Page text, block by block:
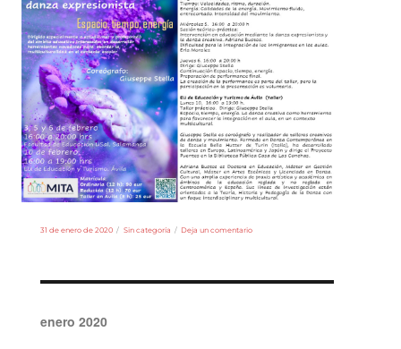
Publicado
31 de enero de 2020 Categorías
Sin categoría Deja un comentarioen
enero 2020